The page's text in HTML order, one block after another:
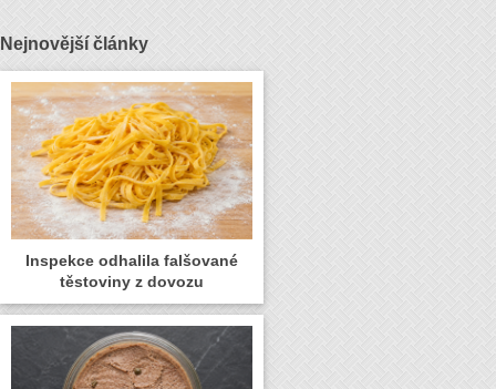
Nejnovější články
Inspekce odhalila falšované
těstoviny z dovozu